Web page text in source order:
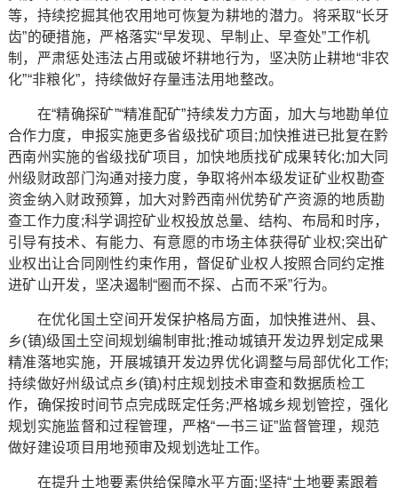
等，持续挖掘其他农用地可恢复为耕地的潜力。将采取“长牙
齿”的硬措施，严格落实“早发现、早制止、早查处”工作机
制，严肃惩处违法占用或破坏耕地行为，坚决防止耕地“非农
化”“非粮化”，持续做好存量违法用地整改。
在“精确探矿”“精准配矿”持续发力方面，加大与地勘单位
合作力度，申报实施更多省级找矿项目;加快推进已批复在黔
西南州实施的省级找矿项目，加快地质找矿成果转化;加大同
州级财政部门沟通对接力度，争取将州本级发证矿业权勘查
资金纳入财政预算，加大对黔西南州优势矿产资源的地质勘
查工作力度;科学调控矿业权投放总量、结构、布局和时序，
引导有技术、有能力、有意愿的市场主体获得矿业权;突出矿
业权出让合同刚性约束作用，督促矿业权人按照合同约定推
进矿山开发，坚决遏制“圈而不探、占而不采”行为。
在优化国土空间开发保护格局方面，加快推进州、县、
乡(镇)级国土空间规划编制审批;推动城镇开发边界划定成果
精准落地实施，开展城镇开发边界优化调整与局部优化工作;
持续做好州级试点乡(镇)村庄规划技术审查和数据质检工
作，确保按时间节点完成既定任务;严格城乡规划管控，强化
规划实施监督和过程管理，严格“一书三证”监督管理，规范
做好建设项目用地预审及规划选址工作。
在提升土地要素供给保障水平方面;坚持“土地要素跟着